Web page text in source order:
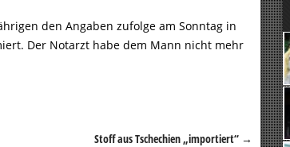
den Angaben zufolge am Sonntag in
Der Notarzt habe dem Mann nicht mehr
Stoff aus Tschechien „importiert“ →